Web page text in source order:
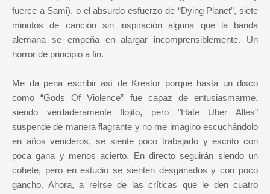
fuerce a Sami), o el absurdo esfuerzo de “Dying Planet”, siete
minutos de canción sin inspiración alguna que la banda
alemana se empeña en alargar incomprensiblemente. Un
horror de principio a fin.
Me da pena escribir así de Kreator porque hasta un disco
como “Gods Of Violence” fue capaz de entusiasmarme,
siendo verdaderamente flojito, pero "Hate Über Alles"
suspende de manera flagrante y no me imagino escuchándolo
en años venideros, se siente poco trabajado y escrito con
poca gana y menos acierto. En directo seguirán siendo un
cohete, pero en estudio se sienten desganados y con poco
gancho. Ahora, a reírse de las críticas que le den cuatro